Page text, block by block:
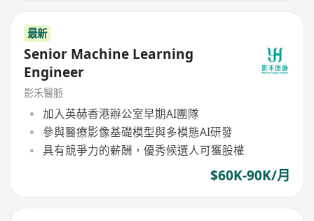
最新
Senior Machine Learning
Engineer
影禾醫脈
加入英赫香港辦公室早期AI團隊
參與醫療影像基礎模型與多模態AI研發
具有競爭力的薪酬，優秀候選人可獲股權
$60K-90K/月